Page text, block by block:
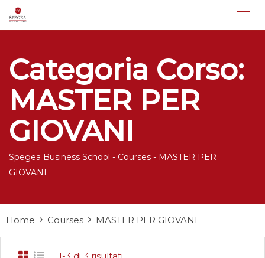
Skip
Categoria Corso:
MASTER PER
GIOVANI
Spegea Business School - Courses - MASTER PER
GIOVANI
Home Courses MASTER PER GIOVANI